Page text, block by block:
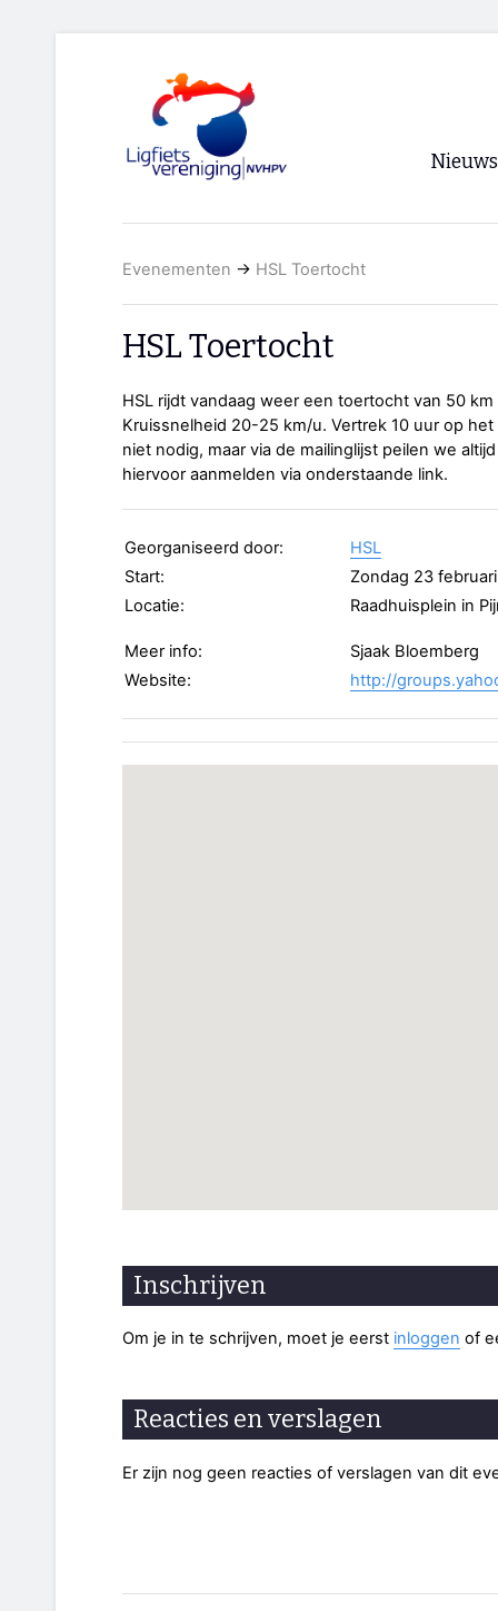
Nieuws
Evenementen → HSL Toertocht
HSL Toertocht
HSL rijdt vandaag weer een toertocht van 50
Kruissnelheid 20-25 km/u. Vertrek 10 uur op
niet nodig, maar via de mailinglijst peilen we
hiervoor aanmelden via onderstaande link.
Georganiseerd door:
HSL
Start:
Zondag 23
Locatie:
Raadhuisplein in
Meer info:
Sjaak Bloemberg
Website:
http://
Inschrijven
Om je in te schrijven, moet je eerst inloggen of
Reacties en verslagen
Er zijn nog geen reacties of verslagen van dit